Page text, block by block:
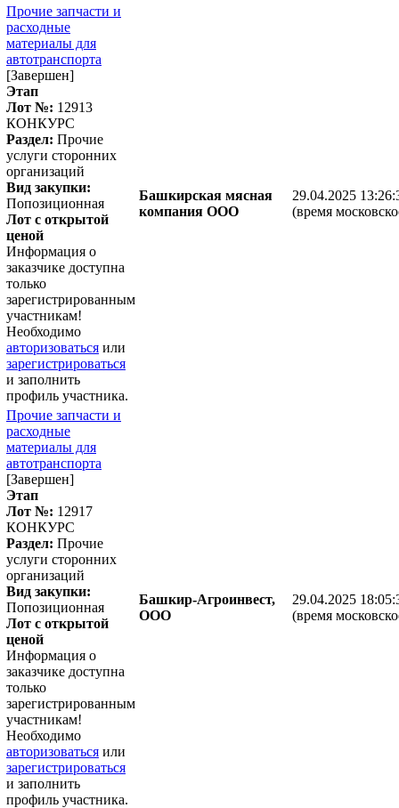
Прочие запчасти и
расходные
материалы для
автотранспорта
[Завершен]
Этап
Лот №: 12913
КОНКУРС
Раздел: Прочие
услуги сторонних
организаций
Вид закупки:
Попозиционная
Лот с открытой
ценой
Информация о
заказчике доступна
только
зарегистрированным
участникам!
Необходимо
авторизоваться или
зарегистрироваться
и заполнить
профиль участника.
Башкирская мясная
компания ООО
29.04.2025
(время
Прочие запчасти и
расходные
материалы для
автотранспорта
[Завершен]
Этап
Лот №: 12917
КОНКУРС
Раздел: Прочие
услуги сторонних
организаций
Вид закупки:
Попозиционная
Лот с открытой
ценой
Информация о
заказчике доступна
только
зарегистрированным
участникам!
Необходимо
авторизоваться или
зарегистрироваться
и заполнить
профиль участника.
Башкир-Агроинвест,
ООО
29.04.2025
(время